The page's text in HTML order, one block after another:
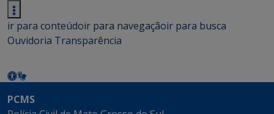
ir para conteúdoir para navegaçãoir para busca
Ouvidoria Transparência
PCMS